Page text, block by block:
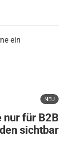
ein
NEU
nur für B2B
sichtbar